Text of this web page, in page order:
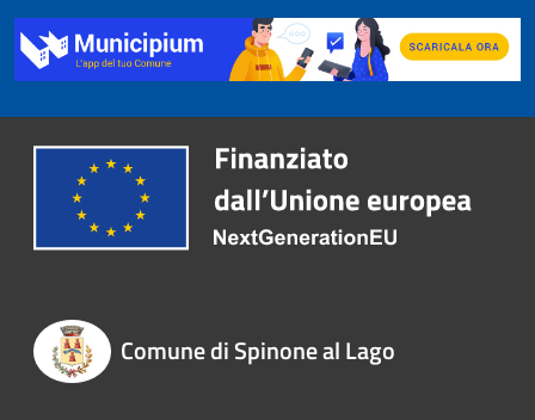
Comune di Spinone al Lago